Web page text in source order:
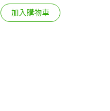
加入購物車